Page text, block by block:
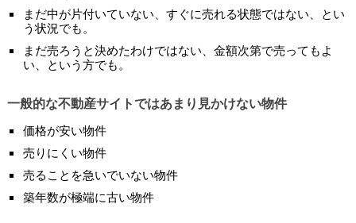
まだ中が片付いていない、すぐに売れる状態ではない、とい
う状況でも。
まだ売ろうと決めたわけではない、金額次第で売ってもよ
い、という方でも。
一般的な不動産サイトではあまり見かけない物件
価格が安い物件
売りにくい物件
売ることを急いでいない物件
築年数が極端に古い物件